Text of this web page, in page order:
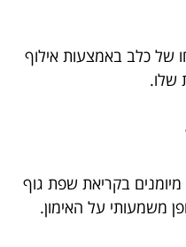
של כלב באמצעות אילוף
שלו.
בקריאת שפת גוף
משמעותי על האימון.